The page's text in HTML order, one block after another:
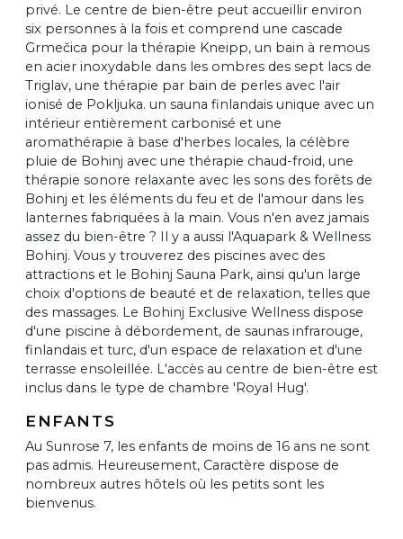
privé. Le centre de bien-être peut accueillir environ
six personnes à la fois et comprend une cascade
Grmečica pour la thérapie Kneipp, un bain à remous
en acier inoxydable dans les ombres des sept lacs de
Triglav, une thérapie par bain de perles avec l'air
ionisé de Pokljuka. un sauna finlandais unique avec un
intérieur entièrement carbonisé et une
aromathérapie à base d'herbes locales, la célèbre
pluie de Bohinj avec une thérapie chaud-froid, une
thérapie sonore relaxante avec les sons des forêts de
Bohinj et les éléments du feu et de l'amour dans les
lanternes fabriquées à la main. Vous n'en avez jamais
assez du bien-être ? Il y a aussi l'Aquapark & Wellness
Bohinj. Vous y trouverez des piscines avec des
attractions et le Bohinj Sauna Park, ainsi qu'un large
choix d'options de beauté et de relaxation, telles que
des massages. Le Bohinj Exclusive Wellness dispose
d'une piscine à débordement, de saunas infrarouge,
finlandais et turc, d'un espace de relaxation et d'une
terrasse ensoleillée. L'accès au centre de bien-être est
inclus dans le type de chambre 'Royal Hug'.
ENFANTS
Au Sunrose 7, les enfants de moins de 16 ans ne sont
pas admis. Heureusement, Caractère dispose de
nombreux autres hôtels où les petits sont les
bienvenus.